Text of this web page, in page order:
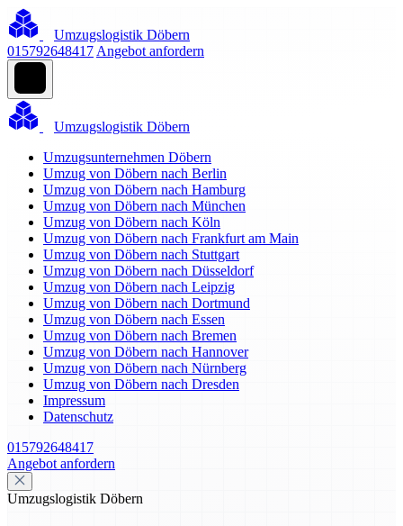
Umzugslogistik Döbern
015792648417 Angebot anfordern
Umzugslogistik Döbern
Umzugsunternehmen Döbern
Umzug von Döbern nach Berlin
Umzug von Döbern nach Hamburg
Umzug von Döbern nach München
Umzug von Döbern nach Köln
Umzug von Döbern nach Frankfurt am Main
Umzug von Döbern nach Stuttgart
Umzug von Döbern nach Düsseldorf
Umzug von Döbern nach Leipzig
Umzug von Döbern nach Dortmund
Umzug von Döbern nach Essen
Umzug von Döbern nach Bremen
Umzug von Döbern nach Hannover
Umzug von Döbern nach Nürnberg
Umzug von Döbern nach Dresden
Impressum
Datenschutz
015792648417
Angebot anfordern
Umzugslogistik Döbern